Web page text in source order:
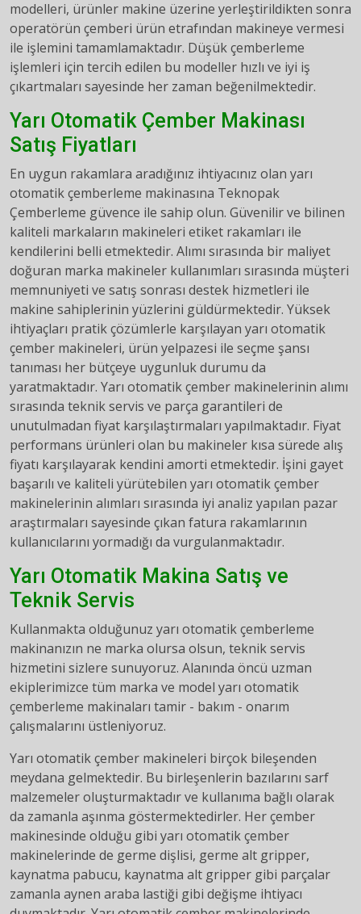
modelleri, ürünler makine üzerine yerleştirildikten sonra
operatörün çemberi ürün etrafından makineye vermesi
ile işlemini tamamlamaktadır. Düşük çemberleme
işlemleri için tercih edilen bu modeller hızlı ve iyi iş
çıkartmaları sayesinde her zaman beğenilmektedir.
Yarı Otomatik Çember Makinası
Satış Fiyatları
En uygun rakamlara aradığınız ihtiyacınız olan yarı
otomatik çemberleme makinasına Teknopak
Çemberleme güvence ile sahip olun. Güvenilir ve bilinen
kaliteli markaların makineleri etiket rakamları ile
kendilerini belli etmektedir. Alımı sırasında bir maliyet
doğuran marka makineler kullanımları sırasında müşteri
memnuniyeti ve satış sonrası destek hizmetleri ile
makine sahiplerinin yüzlerini güldürmektedir. Yüksek
ihtiyaçları pratik çözümlerle karşılayan yarı otomatik
çember makineleri, ürün yelpazesi ile seçme şansı
tanıması her bütçeye uygunluk durumu da
yaratmaktadır. Yarı otomatik çember makinelerinin alımı
sırasında teknik servis ve parça garantileri de
unutulmadan fiyat karşılaştırmaları yapılmaktadır. Fiyat
performans ürünleri olan bu makineler kısa sürede alış
fiyatı karşılayarak kendini amorti etmektedir. İşini gayet
başarılı ve kaliteli yürütebilen yarı otomatik çember
makinelerinin alımları sırasında iyi analiz yapılan pazar
araştırmaları sayesinde çıkan fatura rakamlarının
kullanıcılarını yormadığı da vurgulanmaktadır.
Yarı Otomatik Makina Satış ve
Teknik Servis
Kullanmakta olduğunuz yarı otomatik çemberleme
makinanızın ne marka olursa olsun, teknik servis
hizmetini sizlere sunuyoruz. Alanında öncü uzman
ekiplerimizce tüm marka ve model yarı otomatik
çemberleme makinaları tamir - bakım - onarım
çalışmalarını üstleniyoruz.
Yarı otomatik çember makineleri birçok bileşenden
meydana gelmektedir. Bu birleşenlerin bazılarını sarf
malzemeler oluşturmaktadır ve kullanıma bağlı olarak
da zamanla aşınma göstermektedirler. Her çember
makinesinde olduğu gibi yarı otomatik çember
makinelerinde de germe dişlisi, germe alt gripper,
kaynatma pabucu, kaynatma alt gripper gibi parçalar
zamanla aynen araba lastiği gibi değişme ihtiyacı